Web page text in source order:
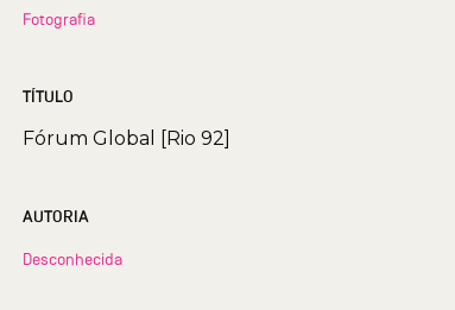
Fotografia
TÍTULO
Fórum Global [Rio 92]
AUTORIA
Desconhecida